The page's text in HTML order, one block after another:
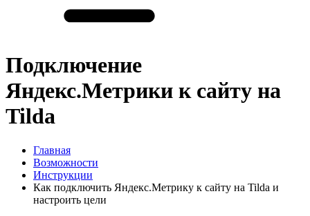
Подключение
Яндекс.Метрики к сайту на
Tilda
Главная
Возможности
Инструкции
Как подключить Яндекс.Метрику к сайту на Tilda и
настроить цели